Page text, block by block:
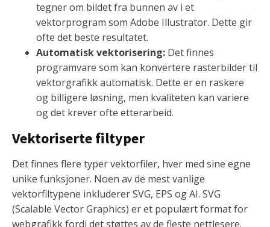
tegner om bildet fra bunnen av i et
vektorprogram som Adobe Illustrator. Dette gir
ofte det beste resultatet.
Automatisk vektorisering: Det finnes
programvare som kan konvertere rasterbilder til
vektorgrafikk automatisk. Dette er en raskere
og billigere løsning, men kvaliteten kan variere
og det krever ofte etterarbeid.
Vektoriserte filtyper
Det finnes flere typer vektorfiler, hver med sine egne
unike funksjoner. Noen av de mest vanlige
vektorfiltypene inkluderer SVG, EPS og AI. SVG
(Scalable Vector Graphics) er et populært format for
webgrafikk fordi det støttes av de fleste nettlesere.